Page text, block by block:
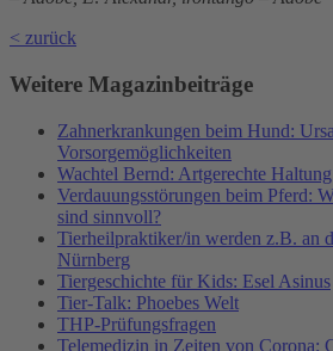
< zurück
Weitere Magazinbeiträge
Zahnerkrankungen beim Hund:
Vorsorgemöglichkeiten
Wachtel Bernd: Artgerechte Haltung
Verdauungsstörungen beim Pferd:
sind sinnvoll?
Tierheilpraktiker/in werden z.B. an
Nürnberg
Tiergeschichte für Kids: Esel Asinus
Tier-Talk: Phoebes Welt
THP-Prüfungsfragen
Telemedizin in Zeiten von Corona: